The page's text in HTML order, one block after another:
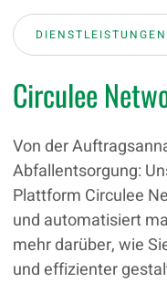
DIENSTLEISTUNGEN
Circulee
Von der
Abfallentsorgung:
Plattform Circulee
und automatisiert
mehr darüber, wie
und effizienter